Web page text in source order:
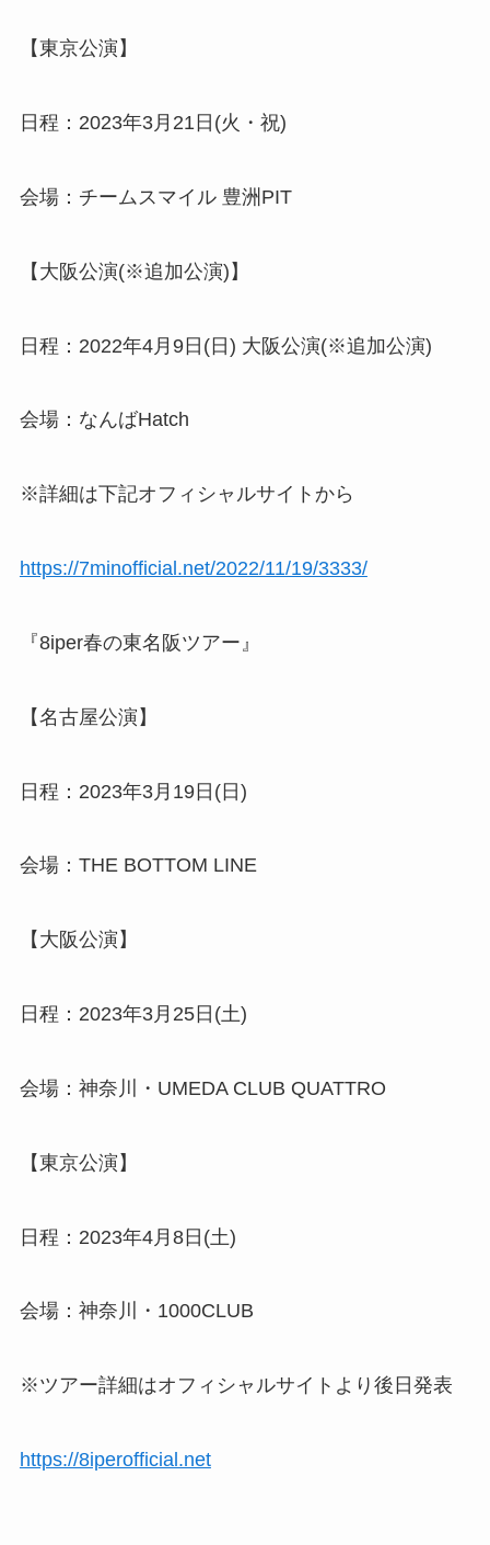
【東京公演】
日程：2023年3月21日(火・祝)
会場：チームスマイル 豊洲PIT
【大阪公演(※追加公演)】
日程：2022年4月9日(日) 大阪公演(※追加公演)
会場：なんばHatch
※詳細は下記オフィシャルサイトから
https://7minofficial.net/2022/11/19/3333/
『8iper春の東名阪ツアー』
【名古屋公演】
日程：2023年3月19日(日)
会場：THE BOTTOM LINE
【大阪公演】
日程：2023年3月25日(土)
会場：神奈川・UMEDA CLUB QUATTRO
【東京公演】
日程：2023年4月8日(土)
会場：神奈川・1000CLUB
※ツアー詳細はオフィシャルサイトより後日発表
https://8iperofficial.net